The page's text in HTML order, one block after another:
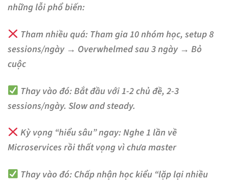
những lỗi phổ biến:
Tham nhiều quá: Tham gia 10 nhóm học, setup 8
sessions/ngày → Overwhelmed sau 3 ngày → Bỏ
cuộc
Thay vào đó:Bắt đầu với 1-2 chủ đề, 2-3
sessions/ngày. Slow and steady.
Kỳ vọng “hiểu sâu” ngay:Nghe 1 lần về
Microservices rồi thất vọng vì chưa master
Thay vào đó: Chấp nhận học kiểu “lặp lại nhiều